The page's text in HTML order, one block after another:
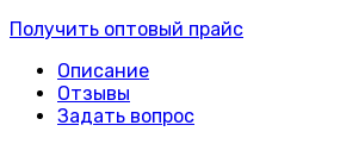
Получить оптовый прайс
Описание
Отзывы
Задать вопрос